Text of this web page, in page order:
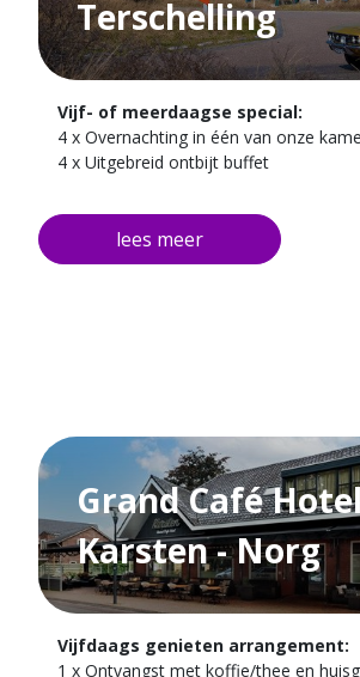
Terschelling
Vijf- of meerdaagse special:
4 x Overnachting in één van onze
4 x Uitgebreid ontbijt buffet
5 dagen bij Paal 8 Hotel aan Zee! Het
op loopafstand van het strand, in de
Grand Café
Karsten - Norg
Vijfdaags genieten arrangement:
1 x Ontvangst met koffie/thee en